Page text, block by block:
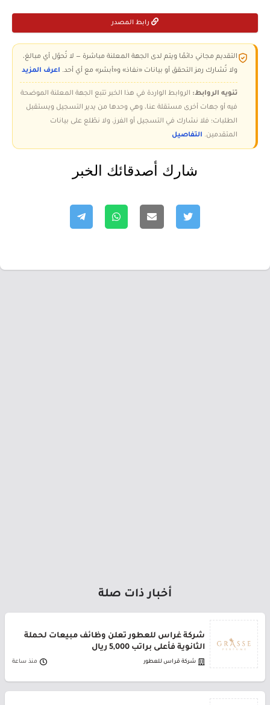
رابط المصدر
التقديم مجاني دائمًا ويتم لدى الجهة المعلنة مباشرة — لا تُحوّل أي مبالغ،
ولا تُشارك رمز التحقق أو بيانات «نفاذ» و«أبشر» مع أي أحد. اعرف المزيد
تنويه الروابط: الروابط الواردة في هذا الخبر تتبع الجهة المعلنة الموضحة
فيه أو جهات أخرى مستقلة عنا، وهي وحدها من يدير التسجيل ويستقبل
الطلبات؛ فلا نشارك في التسجيل أو الفرز، ولا نطّلع على بيانات
المتقدمين. التفاصيل
شارك أصدقائك الخبر
أخبار ذات صلة
شركة غراس للعطور تعلن وظائف مبيعات لحملة
الثانوية فأعلى براتب 5,000 ريال
شركة قراس للعطور منذ ساعة